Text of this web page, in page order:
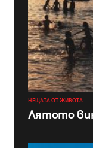
НЕЩАТА ОТ ЖИВОТА
Лятото